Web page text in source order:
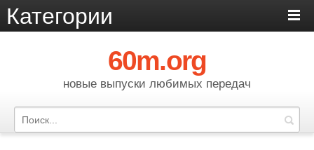
Категории
60m.org
новые выпуски любимых передач